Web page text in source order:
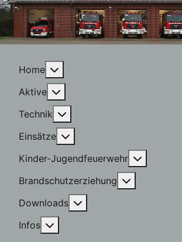
Home
Aktive
Technik
Einsätze
Kinder-Jugendfeuerwehr
Brandschutzerziehung
Downloads
Infos